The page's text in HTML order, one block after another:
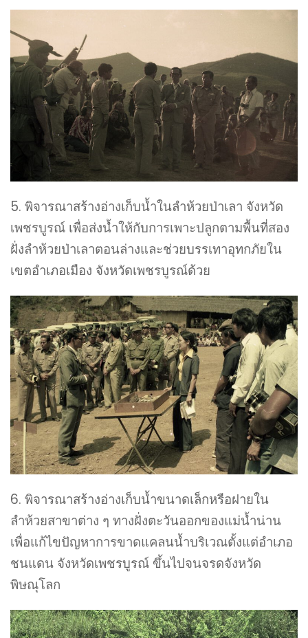
5. พิจารณาสร้างอ่างเก็บน้ำในลำห้วยป่าเลา จังหวัด
เพชรบูรณ์ เพื่อส่งน้ำให้กับการเพาะปลูกตามพื้นที่สอง
ฝั่งลำห้วยป่าเลาตอนล่างและช่วยบรรเทาอุทกภัยใน
เขตอำเภอเมือง จังหวัดเพชรบูรณ์ด้วย
6. พิจารณาสร้างอ่างเก็บน้ำขนาดเล็กหรือฝายใน
ลำห้วยสาขาต่าง ๆ ทางฝั่งตะวันออกของแม่น้ำน่าน
เพื่อแก้ไขปัญหาการขาดแคลนน้ำบริเวณตั้งแต่อำเภอ
ชนแดน จังหวัดเพชรบูรณ์ ขึ้นไปจนจรดจังหวัด
พิษณุโลก